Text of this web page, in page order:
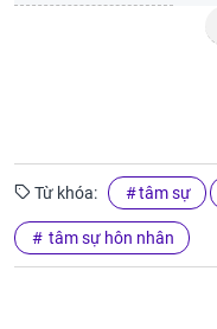
Từ khóa: tâm sự
tâm sự hôn nhân